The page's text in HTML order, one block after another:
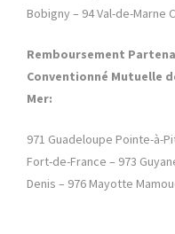
Bobigny – 94 Val-de-Marne
Remboursement
Conventionné Mutuelle
Mer:
971 Guadeloupe Pointe-à-
Fort-de-France – 973
Denis – 976 Mayotte